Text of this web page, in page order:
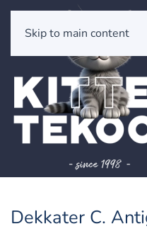
Skip to main content
Dekkater C.